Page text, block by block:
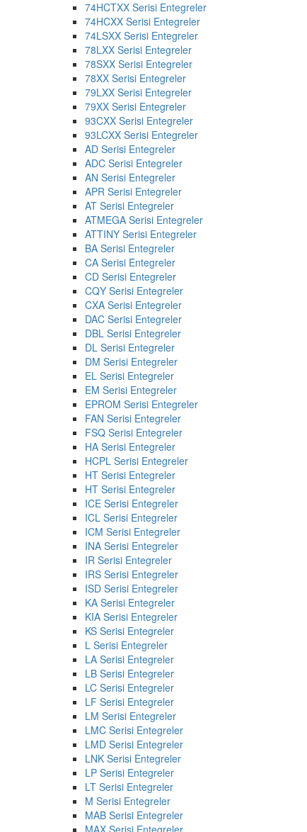
74HCTXX Serisi Entegreler
74HCXX Serisi Entegreler
74LSXX Serisi Entegreler
78LXX Serisi Entegreler
78SXX Serisi Entegreler
78XX Serisi Entegreler
79LXX Serisi Entegreler
79XX Serisi Entegreler
93CXX Serisi Entegreler
93LCXX Serisi Entegreler
AD Serisi Entegreler
ADC Serisi Entegreler
AN Serisi Entegreler
APR Serisi Entegreler
AT Serisi Entegreler
ATMEGA Serisi Entegreler
ATTINY Serisi Entegreler
BA Serisi Entegreler
CA Serisi Entegreler
CD Serisi Entegreler
CQY Serisi Entegreler
CXA Serisi Entegreler
DAC Serisi Entegreler
DBL Serisi Entegreler
DL Serisi Entegreler
DM Serisi Entegreler
EL Serisi Entegreler
EM Serisi Entegreler
EPROM Serisi Entegreler
FAN Serisi Entegreler
FSQ Serisi Entegreler
HA Serisi Entegreler
HCPL Serisi Entegreler
HT Serisi Entegreler
HT Serisi Entegreler
ICE Serisi Entegreler
ICL Serisi Entegreler
ICM Serisi Entegreler
INA Serisi Entegreler
IR Serisi Entegreler
IRS Serisi Entegreler
ISD Serisi Entegreler
KA Serisi Entegreler
KIA Serisi Entegreler
KS Serisi Entegreler
L Serisi Entegreler
LA Serisi Entegreler
LB Serisi Entegreler
LC Serisi Entegreler
LF Serisi Entegreler
LM Serisi Entegreler
LMC Serisi Entegreler
LMD Serisi Entegreler
LNK Serisi Entegreler
LP Serisi Entegreler
LT Serisi Entegreler
M Serisi Entegreler
MAB Serisi Entegreler